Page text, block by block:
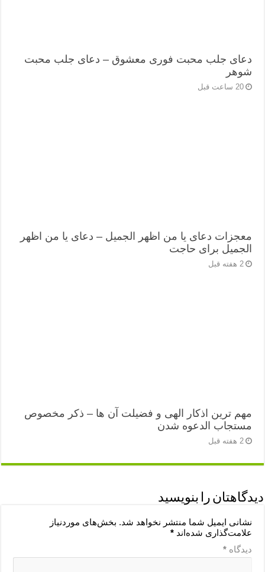
دعای جلب محبت فوری معشوق – دعای جلب محبت
شوهر
20 ساعت قبل
معجزات دعای یا من اظهر الجمیل – دعای یا من اظهر
الجمیل برای حاجت
2 هفته قبل
مهم ترین اذکار الهی و فضیلت آن ها – ذکر مخصوص
مستجاب الدعوه شدن
2 هفته قبل
دیدگاهتان را بنویسید
نشانی ایمیل شما منتشر نخواهد شد. بخش‌های موردنیاز
علامت‌گذاری شده‌اند*
دیدگاه*